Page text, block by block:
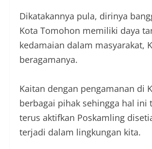
Dikatakannya pula, dirinya
Kota Tomohon memiliki daya
kedamaian dalam masyarakat,
beragamanya.
Kaitan dengan pengamanan di
berbagai pihak sehingga hal
terus aktifkan Poskamling
terjadi dalam lingkungan kita.